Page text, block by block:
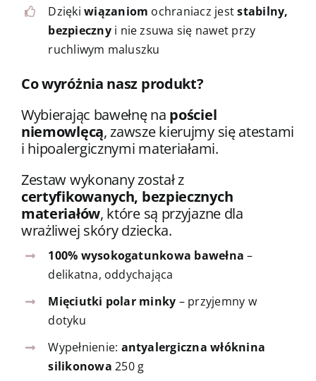
Dziękiwiązaniom ochraniacz jeststabilny,
bezpiecznyi nie zsuwa się nawet przy
ruchliwym maluszku
Co wyróżnia nasz produkt?
Wybierając bawełnę na pościel
niemowlęcą, zawsze kierujmy się atestami
i hipoalergicznymi materiałami.
Zestaw wykonany został z
certyfikowanych, bezpiecznych
materiałów, które są przyjazne dla
wrażliwej skóry dziecka.
100% wysokogatunkowa bawełna –
delikatna, oddychająca
Mięciutki polar minky – przyjemny w
dotyku
Wypełnienie: antyalergiczna włóknina
silikonowa 250 g